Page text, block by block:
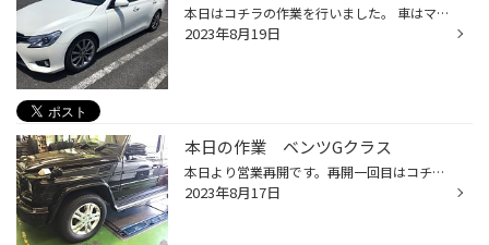
本日はコチラの作業を行いました。 車はマークX装着タイヤはコチラです。 ブリヂストンが誇るプレミアムコンフォートタイヤ、レグノGRｰXIIです。 快適性に特化した商品で走行中のロードノイズが気になる方や突上げが気になる方にオススメな商品です。上記のような大型セダンからコンパクトカー向け...
2023年8月19日
本日の作業 ベンツGクラス
本日より営業再開です。再開一回目はコチラの作業を行いました。 車はメルセデスベンツGクラス、装着タイヤはコチラです。 ブリヂストンの誇るプレミアムSUVタイヤアレンザ001です。 運動性能が売りの商品ですが個人的には腰砕け感のないどっしりとした乗り心地をお求めのお客様にオススメな商品で...
2023年8月17日